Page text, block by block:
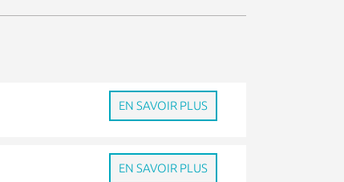
EN SAVOIR PLUS
EN SAVOIR PLUS